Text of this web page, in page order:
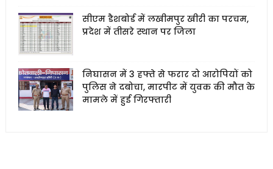
सीएम डैशबोर्ड में लखीमपुर खीरी का परचम,
प्रदेश में तीसरे स्थान पर जिला
निघासन में 3 हफ्ते से फरार दो आरोपियों को
पुलिस ने दबोचा, मारपीट में युवक की मौत के
मामले में हुई गिरफ्तारी